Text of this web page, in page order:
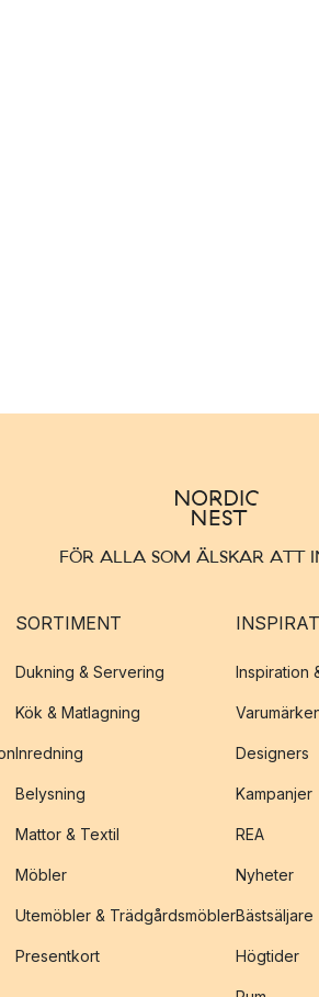
FÖR ALLA SOM ÄLSKAR ATT
SORTIMENT
Dukning & Servering
Kök & Matlagning
Inredning
Belysning
Mattor & Textil
Möbler
Utemöbler & Trädgårdsmöbler
Presentkort
Inspiration
Designers
Kampanjer
REA
Nyheter
Bästsäljare
Högtider